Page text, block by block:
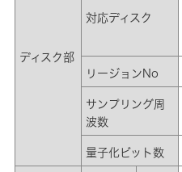
ディスク部
対応ディスク
リージョンNo
サンプリング周
波数
量子化ビット数